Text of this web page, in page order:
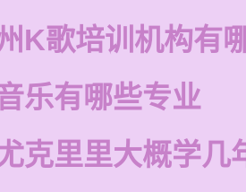
K歌培训机构有
乐有哪些专业
克里里大概学几